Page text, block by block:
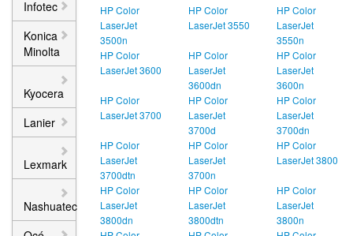
Infotec
Konica
Minolta
Kyocera
Lanier
Lexmark
Nashuatec
HP Color
LaserJet
3500n
HP Color
LaserJet 3550
HP Color
LaserJet
3550n
HP Color
LaserJet 3600
HP Color
LaserJet
3600dn
HP Color
LaserJet
3600n
HP Color
LaserJet 3700
HP Color
LaserJet
3700d
HP Color
LaserJet
3700dn
HP Color
LaserJet
3700dtn
HP Color
LaserJet
3700n
HP Color
LaserJet 3800
HP Color
LaserJet
3800dn
HP Color
LaserJet
3800dtn
HP Color
LaserJet
3800n